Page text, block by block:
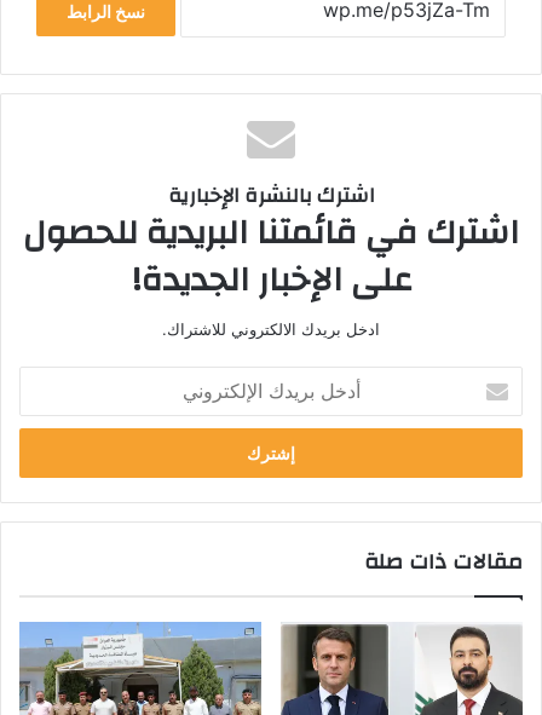
نسخ الرابط
اشترك بالنشرة الإخبارية
اشترك في قائمتنا البريدية للحصول
على الإخبار الجديدة!
ادخل بريدك الالكتروني للاشتراك.
خ
ب
ر
د
ا
ك
مقالات ذات صلة